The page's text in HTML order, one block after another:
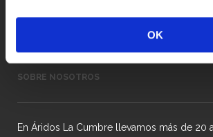
OK
SOBRE NOSOTROS
En Áridos La Cumbre llevamos más de 20